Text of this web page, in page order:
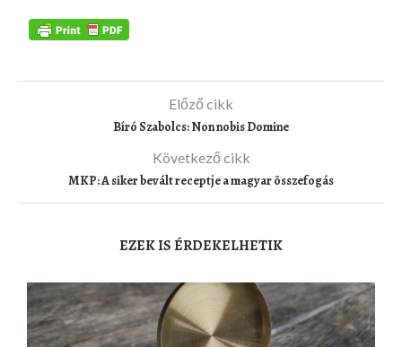
Előző cikk
Bíró Szabolcs: Non nobis Domine
Következő cikk
MKP: A siker bevált receptje a magyar összefogás
EZEK IS ÉRDEKELHETIK